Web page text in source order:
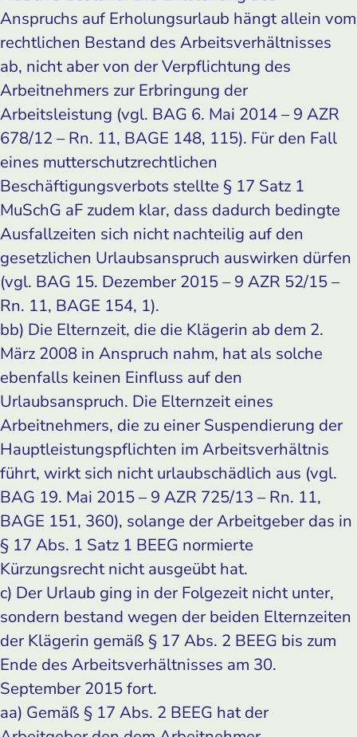
Anspruchs auf Erholungsurlaub hängt allein vom
rechtlichen Bestand des Arbeitsverhältnisses
ab, nicht aber von der Verpflichtung des
Arbeitnehmers zur Erbringung der
Arbeitsleistung (vgl. BAG 6. Mai 2014 – 9 AZR
678/12 – Rn. 11, BAGE 148, 115). Für den Fall
eines mutterschutzrechtlichen
Beschäftigungsverbots stellte § 17 Satz 1
MuSchG aF zudem klar, dass dadurch bedingte
Ausfallzeiten sich nicht nachteilig auf den
gesetzlichen Urlaubsanspruch auswirken dürfen
(vgl. BAG 15. Dezember 2015 – 9 AZR 52/15 –
Rn. 11, BAGE 154, 1).
bb) Die Elternzeit, die die Klägerin ab dem 2.
März 2008 in Anspruch nahm, hat als solche
ebenfalls keinen Einfluss auf den
Urlaubsanspruch. Die Elternzeit eines
Arbeitnehmers, die zu einer Suspendierung der
Hauptleistungspflichten im Arbeitsverhältnis
führt, wirkt sich nicht urlaubschädlich aus (vgl.
BAG 19. Mai 2015 – 9 AZR 725/13 – Rn. 11,
BAGE 151, 360), solange der Arbeitgeber das in
§ 17 Abs. 1 Satz 1 BEEG normierte
Kürzungsrecht nicht ausgeübt hat.
c) Der Urlaub ging in der Folgezeit nicht unter,
sondern bestand wegen der beiden Elternzeiten
der Klägerin gemäß § 17 Abs. 2 BEEG bis zum
Ende des Arbeitsverhältnisses am 30.
September 2015 fort.
aa) Gemäß § 17 Abs. 2 BEEG hat der